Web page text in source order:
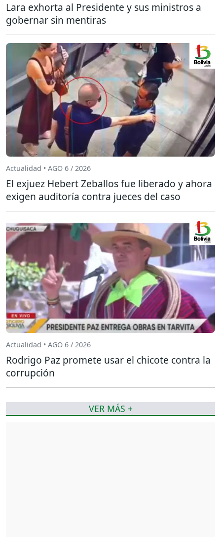
Lara exhorta al Presidente y sus ministros a
gobernar sin mentiras
Actualidad • AGO 6 / 2026
El exjuez Hebert Zeballos fue liberado y ahora
exigen auditoría contra jueces del caso
Actualidad • AGO 6 / 2026
Rodrigo Paz promete usar el chicote contra la
corrupción
VER MÁS +